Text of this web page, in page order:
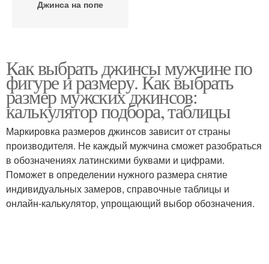
Джинса на попе
Как выбрать джинсы мужчине по
фигуре и размеру. Как выбрать
размер мужских джинсов:
калькулятор подбора, таблицы
Маркировка размеров джинсов зависит от страны
производителя. Не каждый мужчина сможет разобраться
в обозначениях латинскими буквами и цифрами.
Поможет в определении нужного размера снятие
индивидуальных замеров, справочные таблицы и
онлайн-калькулятор, упрощающий выбор обозначения.